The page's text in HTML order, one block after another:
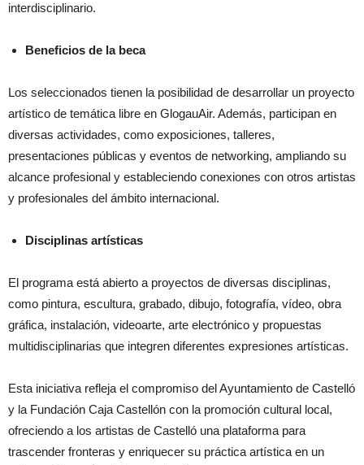
interdisciplinario.
Beneficios de la beca
Los seleccionados tienen la posibilidad de desarrollar un proyecto
artístico de temática libre en GlogauAir. Además, participan en
diversas actividades, como exposiciones, talleres,
presentaciones públicas y eventos de networking, ampliando su
alcance profesional y estableciendo conexiones con otros artistas
y profesionales del ámbito internacional.
Disciplinas artísticas
El programa está abierto a proyectos de diversas disciplinas,
como pintura, escultura, grabado, dibujo, fotografía, vídeo, obra
gráfica, instalación, videoarte, arte electrónico y propuestas
multidisciplinarias que integren diferentes expresiones artísticas.
Esta iniciativa refleja el compromiso del Ayuntamiento de Castelló
y la Fundación Caja Castellón con la promoción cultural local,
ofreciendo a los artistas de Castelló una plataforma para
trascender fronteras y enriquecer su práctica artística en un